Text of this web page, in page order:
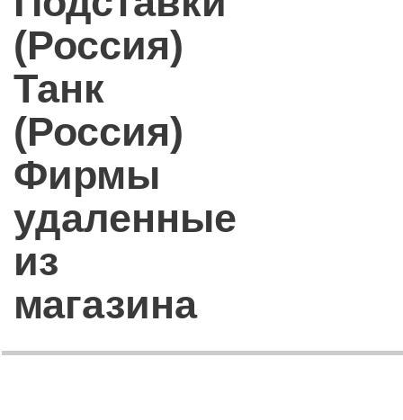
(Россия)
Танк
(Россия)
Фирмы
удаленные
из
магазина